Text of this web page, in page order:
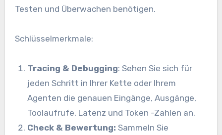
Testen und Überwachen benötigen.
Schlüsselmerkmale:
Tracing & Debugging: Sehen Sie sich für
jeden Schritt in Ihrer Kette oder Ihrem
Agenten die genauen Eingänge, Ausgänge,
Toolaufrufe, Latenz und Token -Zahlen an.
Check & Bewertung: Sammeln Sie